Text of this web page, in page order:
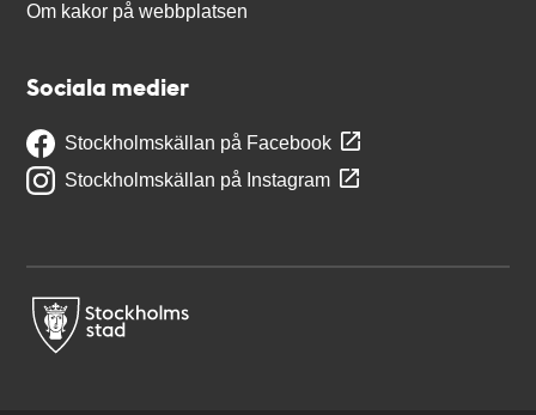
Om kakor på webbplatsen
Sociala medier
Stockholmskällan på Facebook
Stockholmskällan på Instagram